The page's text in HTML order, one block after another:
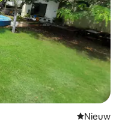
Nieuwe
Nieuw